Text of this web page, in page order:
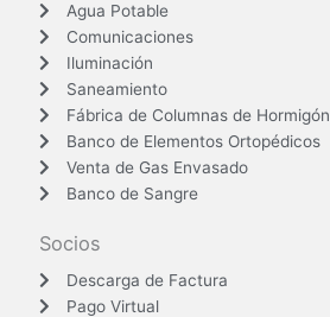
Agua Potable
Comunicaciones
Iluminación
Saneamiento
Fábrica de Columnas de Hormigón
Banco de Elementos Ortopédicos
Venta de Gas Envasado
Banco de Sangre
Socios
Descarga de Factura
Pago Virtual